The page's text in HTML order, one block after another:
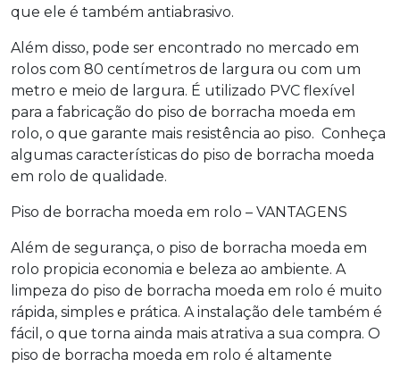
que ele é também antiabrasivo.
Além disso, pode ser encontrado no mercado em
rolos com 80 centímetros de largura ou com um
metro e meio de largura. É utilizado PVC flexível
para a fabricação do piso de borracha moeda em
rolo, o que garante mais resistência ao piso. Conheça
algumas características do piso de borracha moeda
em rolo de qualidade.
Piso de borracha moeda em rolo – VANTAGENS
Além de segurança, o piso de borracha moeda em
rolo propicia economia e beleza ao ambiente. A
limpeza do piso de borracha moeda em rolo é muito
rápida, simples e prática. A instalação dele também é
fácil, o que torna ainda mais atrativa a sua compra. O
piso de borracha moeda em rolo é altamente